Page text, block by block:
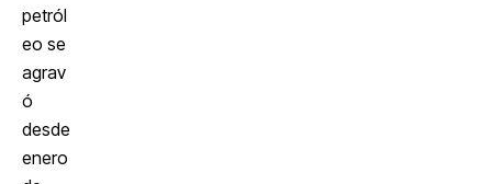
petról
eo se
agrav
ó
desde
enero